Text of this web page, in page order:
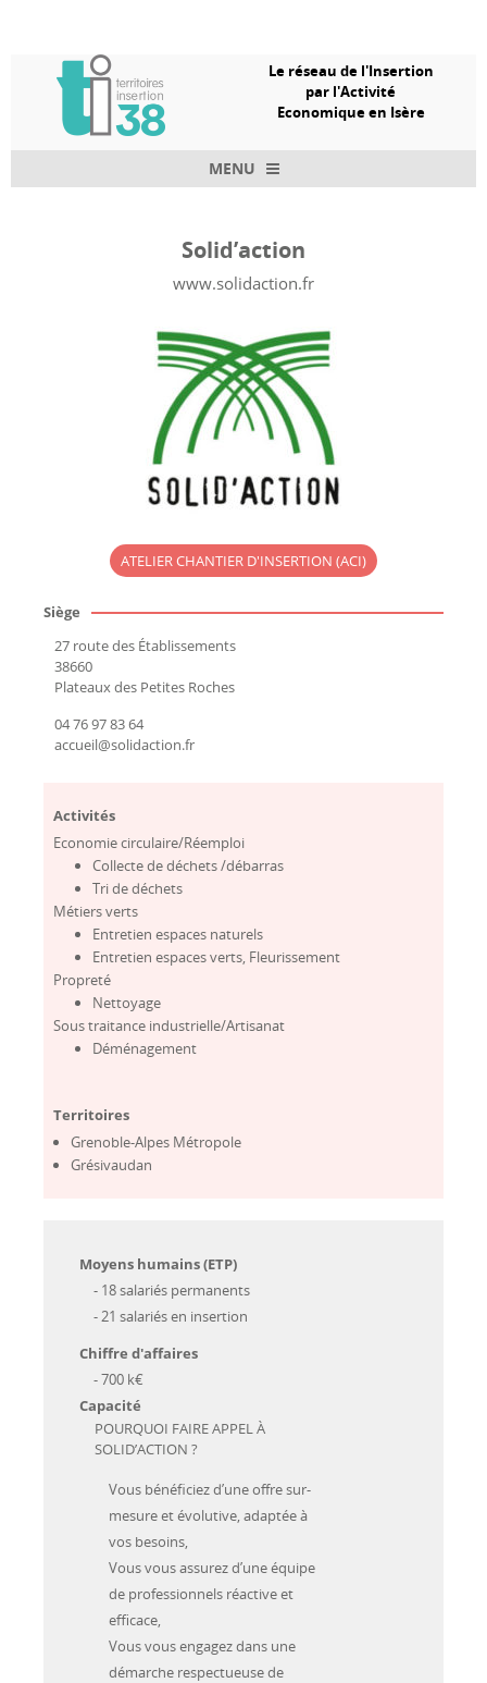
Le réseau de l'Insertion
par l'Activité
Economique en Isère
MENU
Solid’action
www.solidaction.fr
ATELIER CHANTIER D'INSERTION (ACI)
Siège
27 route des Établissements
38660
Plateaux des Petites Roches
04 76 97 83 64
accueil@solidaction.fr
Activités
Economie circulaire/Réemploi
Collecte de déchets /débarras
Tri de déchets
Métiers verts
Entretien espaces naturels
Entretien espaces verts, Fleurissement
Propreté
Nettoyage
Sous traitance industrielle/Artisanat
Déménagement
Territoires
Grenoble-Alpes Métropole
Grésivaudan
Moyens humains (ETP)
- 18 salariés permanents
- 21 salariés en insertion
Chiffre d'affaires
- 700 k€
Capacité
POURQUOI FAIRE APPEL À
SOLID’ACTION ?
Vous bénéficiez d’une offre sur-
mesure et évolutive, adaptée à
vos besoins,
Vous vous assurez d’une équipe
de professionnels réactive et
efficace,
Vous vous engagez dans une
démarche respectueuse de